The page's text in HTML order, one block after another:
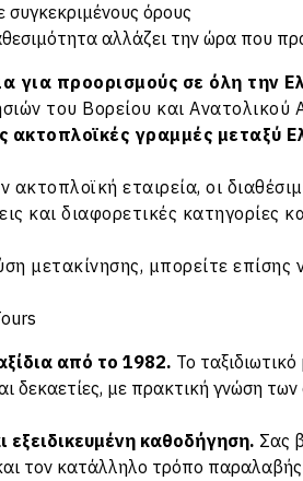
συγκεκριμένους όρους
αλλάζει την ώρα που
για προορισμούς σε όλη την
του Βορείου και
ακτοπλοϊκές γραμμές μεταξύ
εταιρεία, οι
και διαφορετικές κατηγορίες
μετακίνησης, μπορείτε επίσης
από το 1982. Το
δεκαετίες, με πρακτική γνώση
καθοδήγηση. Σας
τον κατάλληλο τρόπο